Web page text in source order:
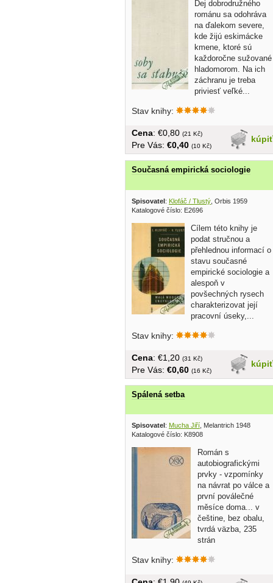
Dej dobrodružného
románu sa odohráva
na ďalekom severe,
kde žijú eskimácke
kmene, ktoré sú
každoročne sužované
hladomorom. Na ich
záchranu je treba
priviesť veľké...
Stav knihy:
kúpiť
Cena: €0,80 (21 Kč)
Pre Vás: €0,40 (10 Kč)
Současná empirická sociologie
Spisovatel: Klofáč / Tlustý , Orbis 1959
Katalogové číslo: E2696
Cílem této knihy je
podat stručnou a
přehlednou informací o
stavu současné
empirické sociologie a
alespoň v
povšechných rysech
charakterizovat její
pracovní úseky,...
Stav knihy:
kúpiť
Cena: €1,20 (31 Kč)
Pre Vás: €0,60 (16 Kč)
Spálená setba
Spisovatel : Mucha Jiří , Melantrich 1948
Katalogové číslo: K8908
Román s
autobiografickými
prvky - vzpomínky
na návrat po válce a
první poválečné
měsíce doma... v
češtine, bez obalu,
tvrdá väzba, 235
strán
Stav knihy: